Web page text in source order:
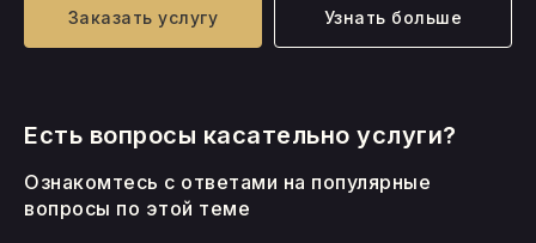
Заказать услугу Узнать больше
Есть вопросы касательно услуги?
Ознакомтесь с ответами на популярные
вопросы по этой теме